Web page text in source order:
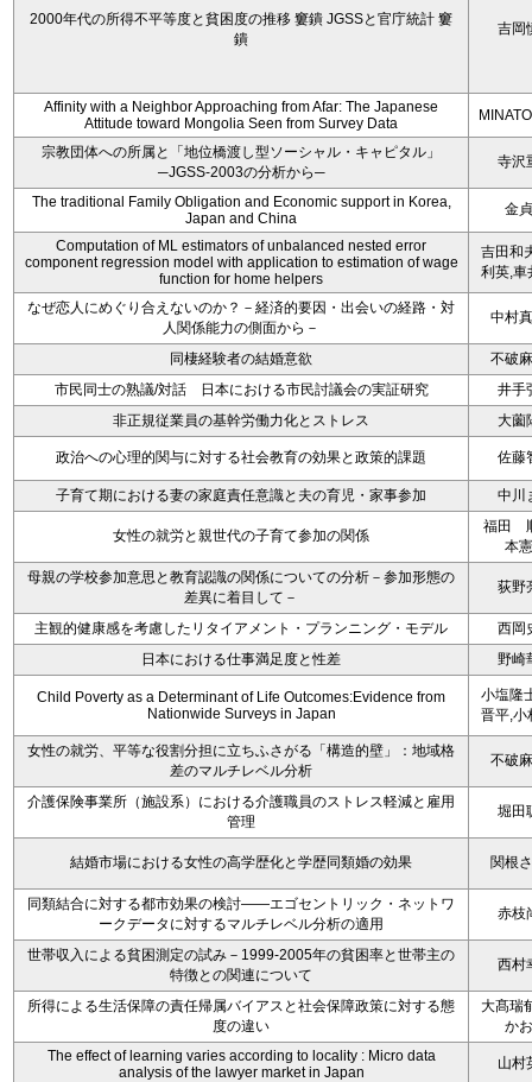
2000年代の所得不平等度と貧困度の推移 窶鐀 JGSSと官庁統計 窶
鐀
吉岡
Affinity with a Neighbor Approaching from Afar: The Japanese
Attitude toward Mongolia Seen from Survey Data
宗教団体への所属と「地位橋渡し型ソーシャル・キャピタル」
─JGSS-2003の分析から─
寺沢
The traditional Family Obligation and Economic support in Korea,
Japan and China
金
Computation of ML estimators of unbalanced nested error
component regression model with application to estimation of wage
function for home helpers
吉田和
利英,車
なぜ恋人にめぐり合えないのか？－経済的要因・出会いの経路・対
人関係能力の側面から－
中村
同棲経験者の結婚意欲
不破
市民同士の熟議/対話 日本における市民討議会の実証研究
井手
非正規従業員の基幹労働力化とストレス
大薗
政治への心理的関与に対する社会教育の効果と政策的課題 佐藤
子育て期における妻の家庭責任意識と夫の育児・家事参加 中川
女性の就労と親世代の子育て参加の関係
福田
本
母親の学校参加意思と教育認識の関係についての分析－参加形態の
差異に着目して－
荻野
主観的健康感を考慮したリタイアメント・プランニング・モデル
西岡
日本における仕事満足度と性差
野崎
Child Poverty as a Determinant of Life Outcomes:Evidence from
Nationwide Surveys in Japan
小塩隆
晋平,小
女性の就労、平等な役割分担に立ちふさがる「構造的壁」：地域格
差のマルチレベル分析
不破
介護保険事業所（施設系）における介護職員のストレス軽減と雇用
管理
堀田
結婚市場における女性の高学歴化と学歴同類婚の効果 関根
同類結合に対する都市効果の検討――エゴセントリック・ネットワ
ークデータに対するマルチレベル分析の適用
赤枝
世帯収入による貧困測定の試み－1999-2005年の貧困率と世帯主の
特徴との関連について
西村
所得による生活保障の責任帰属バイアスと社会保障政策に対する態
度の違い
大髙瑞
か
The effect of learning varies according to locality : Micro data
analysis of the lawyer market in Japan
山村